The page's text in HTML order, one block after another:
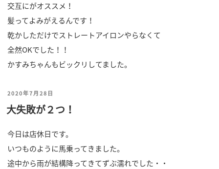
交互にがオススメ！
髪ってよみがえるんです！
乾かしただけでストレートアイロンやらなくて
全然OKでした！！
かすみちゃんもビックリしてました。
投
稿
2020年7月28日
大失敗が２つ！
今日は店休日です。
いつものように馬乗ってきました。
途中から雨が結構降ってきてずぶ濡れでした・・